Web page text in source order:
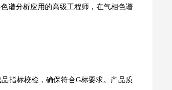
谱分析应用的高级工程师，在气相色谱
指标校检，确保符合G标要求。产品质